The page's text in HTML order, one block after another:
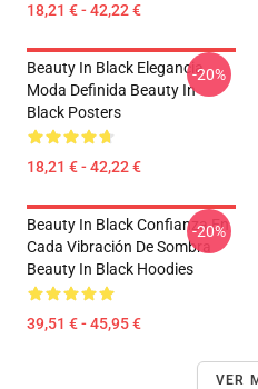
18,21 € - 42,22 €
Beauty In Black Elegancia
Moda Definida Beauty In
Black Posters
18,21 € - 42,22 €
-20%
Beauty In Black Confianza En
Cada Vibración De Sombra
Beauty In Black Hoodies
39,51 € - 45,95 €
-20%
VER